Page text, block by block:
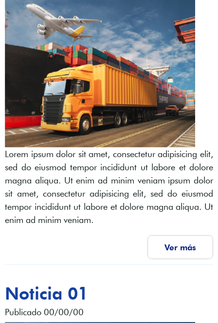
Lorem ipsum dolor sit amet, consectetur adipisicing elit,
sed do eiusmod tempor incididunt ut labore et dolore
magna aliqua. Ut enim ad minim veniam ipsum dolor
sit amet, consectetur adipisicing elit, sed do eiusmod
tempor incididunt ut labore et dolore magna aliqua. Ut
enim ad minim veniam.
Ver más
Noticia 01
Publicado 00/00/00